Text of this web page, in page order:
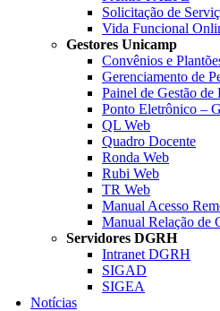
Solicitação de
Vida Funcional
Gestores Unicamp
Convênios e
Gerenciamento de
Painel de Gestão de
Ponto Eletrônico –
QL Web
Quadro Docente
Ronda Web
Rubi Web
TR Web
Manual Acesso
Manual Relação de
Servidores DGRH
Intranet DGRH
SIGAD
SIGEA
Notícias